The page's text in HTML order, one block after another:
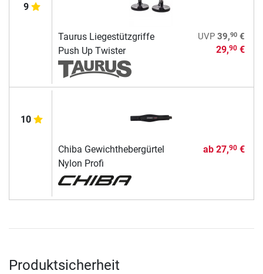
9
Taurus Liegestützgriffe
Push Up Twister
UVP 39,90€
29,90€
10
Chiba Gewichthebergürtel
Nylon Profi
ab 27,90€
Produktsicherheit